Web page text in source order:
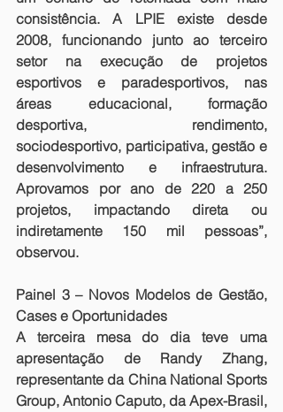
consistência. A LPIE existe desde
2008, funcionando junto ao terceiro
setor na execução de projetos
esportivos e paradesportivos, nas
áreas educacional, formação
desportiva, rendimento,
sociodesportivo, participativa, gestão e
desenvolvimento e infraestrutura.
Aprovamos por ano de 220 a 250
projetos, impactando direta ou
indiretamente 150 mil pessoas”,
observou.
Painel 3 – Novos Modelos de Gestão,
Cases e Oportunidades
A terceira mesa do dia teve uma
apresentação de Randy Zhang,
representante da China National Sports
Group, Antonio Caputo, da Apex-Brasil,